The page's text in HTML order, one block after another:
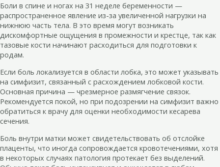
Боли в спине и ногах на 31 неделе беременности —
распространенное явление из-за увеличенной нагрузки на
нижнюю часть тела. В это время могут возникать
дискомфортные ощущения в промежности и крестце, так как
тазовые кости начинают расходиться для подготовки к
родам.
Если боль локализуется в области лобка, это может указывать
на симфизит, связанный с расхождением лобковой кости.
Основная причина — чрезмерное размягчение связок.
Рекомендуется покой, но при подозрении на симфизит важно
обратиться к врачу для оценки необходимости кесарева
сечения.
Боль внутри матки может свидетельствовать об отслойке
плаценты, что иногда сопровождается кровотечениями, хотя
в некоторых случаях патология протекает без выделений.